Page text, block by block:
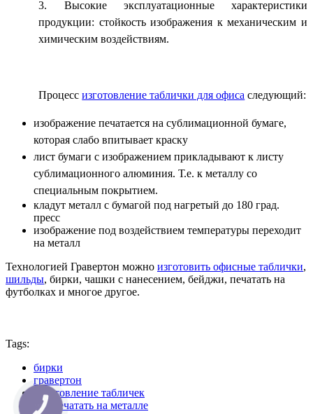
3. Высокие эксплуатационные характеристики
продукции: стойкость изображения к механическим и
химическим воздействиям.
Процессизготовление таблички для офиса следующий:
изображение печатается на сублимационной бумаге,
которая слабо впитывает краску
лист бумаги с изображением прикладывают к листу
сублимационного алюминия. Т.е. к металлу со
специальным покрытием.
кладут металл с бумагой под нагретый до 180 град.
пресс
изображение под воздействием температуры переходит
на металл
Технологией Гравертон можно изготовить офисные таблички,
шильды, бирки, чашки с нанесением, бейджи, печатать на
футболках и многое другое.
Tags:
бирки
гравертон
изготовление табличек
как печатать на металле
КНОПКА
СВЯЗИ